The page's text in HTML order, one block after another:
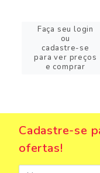
Faça seu login
ou
cadastre-se
para ver preços
e comprar
Cadastre-se
ofertas!